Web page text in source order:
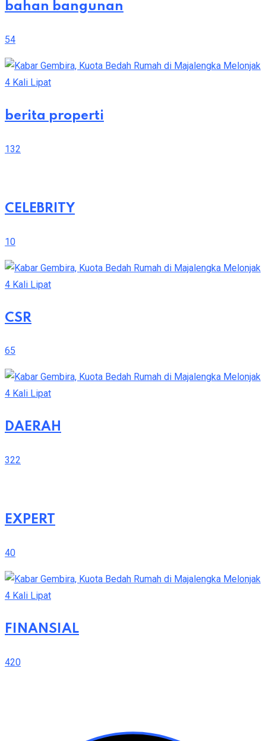
bahan bangunan
54
berita properti
132
CELEBRITY
10
CSR
65
DAERAH
322
EXPERT
40
FINANSIAL
420